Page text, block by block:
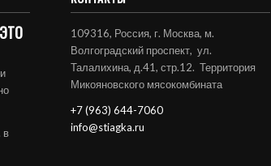
в
109316, Россия, г. Москва, м.
Волгоградский проспект, ул.
Талалихина, д.41, стр.12. Территория
Микояновского мясокомбината
+7 (963) 644-7060
info@stiagka.ru